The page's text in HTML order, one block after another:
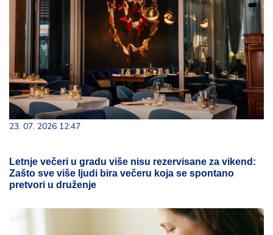
23. 07. 2026 12:47
Letnje večeri u gradu više nisu rezervisane za vikend:
Zašto sve više ljudi bira večeru koja se spontano
pretvori u druženje